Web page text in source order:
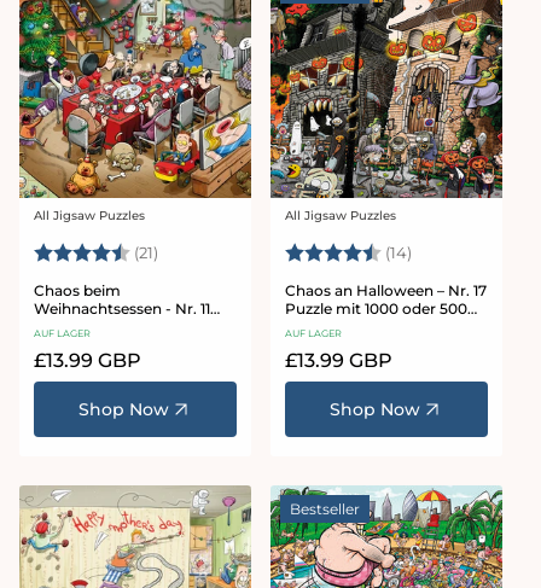
Anbieter:
All Jigsaw Puzzles
Bewertung:(21) 4.7 von 5 Sternen
Chaos beim
Weihnachtsessen - Nr. 11
1000 oder 500 Teile Puzzle
AUF LAGER
Normaler
Preis
£13.99 GBP
Shop Now
Anbieter:
All Jigsaw Puzzles
Bewertung:(14)
Chaos an Halloween – Nr. 17
Puzzle mit 1000 oder 500
Teilen
AUF LAGER
Normaler
Preis
£13.99 GBP
Shop Now
Bestseller